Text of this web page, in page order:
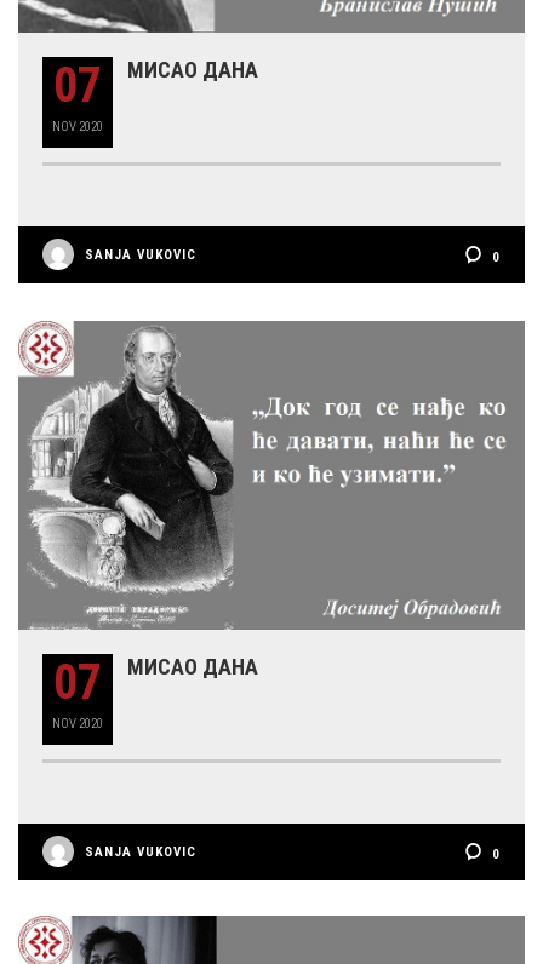
07
NOV 2020
МИСАО ДАНА
SANJA VUKOVIC 0
07
NOV 2020
МИСАО ДАНА
SANJA VUKOVIC 0